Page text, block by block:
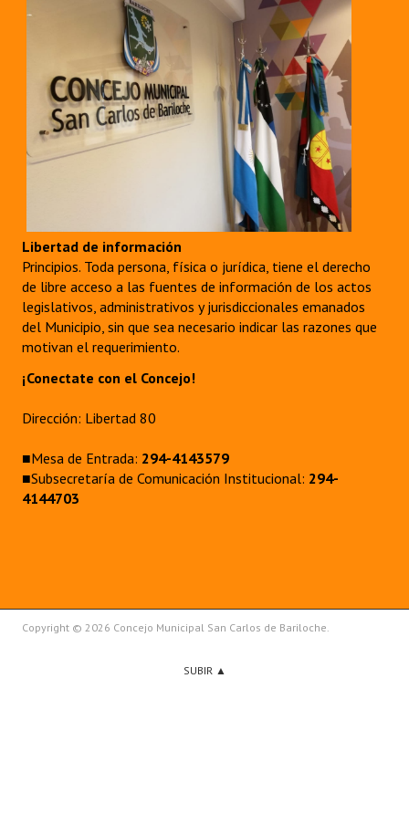
Libertad de información
Principios. Toda persona, física o jurídica, tiene el derecho
de libre acceso a las fuentes de información de los actos
legislativos, administrativos y jurisdiccionales emanados
del Municipio, sin que sea necesario indicar las razones que
motivan el requerimiento.
¡Conectate con el Concejo!
Dirección: Libertad 80
■Mesa de Entrada: 294-4143579
■Subsecretaría de Comunicación Institucional: 294-
4144703
Copyright © 2026 Concejo Municipal San Carlos de Bariloche.
SUBIR ▲